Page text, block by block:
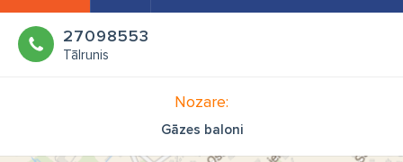
27098553
Tālrunis
Nozare:
Gāzes baloni